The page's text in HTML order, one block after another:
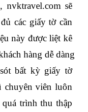
sẽ
các giấy tờ cần
này được liệt kê
hàng dễ dàng
bất kỳ giấy tờ
chuyên viên luôn
trình thu thập